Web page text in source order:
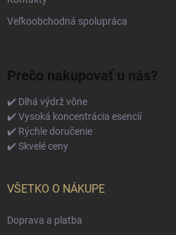
Veľkoobchodná spolupráca
Prečo nakupovať u nás?
✔️ Dlhá výdrž vône
✔️ Vysoká koncentrácia esencií
✔️ Rýchle doručenie
✔️ Skvelé ceny
VŠETKO O NÁKUPE
Doprava a platba